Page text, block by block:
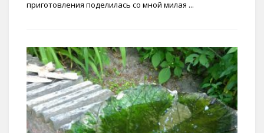
приготовления поделилась со мной милая ...